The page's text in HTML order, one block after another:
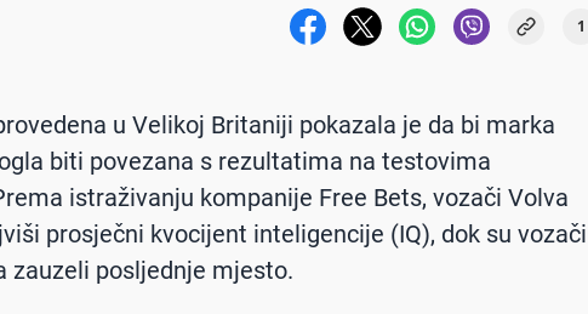
1
u Velikoj Britaniji pokazala je da bi marka
biti povezana s rezultatima na testovima
istraživanju kompanije Free Bets, vozači Volva
prosječni kvocijent inteligencije (IQ), dok su vozači
zauzeli posljednje mjesto.